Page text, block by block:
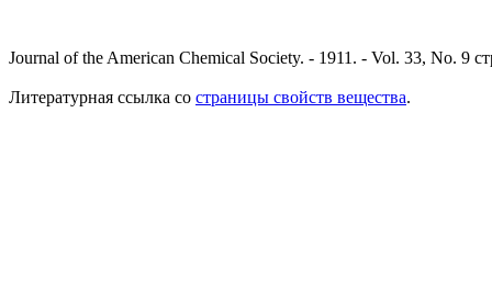
Journal of the American Chemical Society. - 1911. - Vol. 33, No. 9
Литературная ссылка со страницы свойств вещества.